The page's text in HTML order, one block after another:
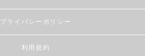
プライバシーポリシー
利用規約